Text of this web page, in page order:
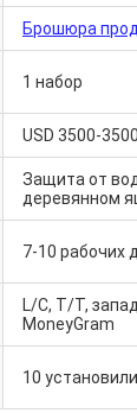
Брошюра
1 набор
USD 3500-
Защита от
деревянном
7-10 рабочих
L/C, T/T,
MoneyGram
10